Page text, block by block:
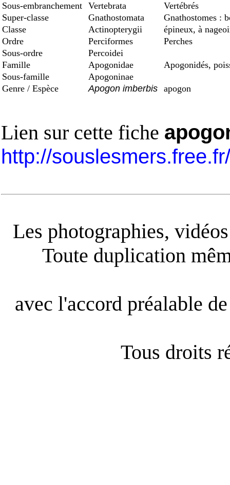
Sous-embranchement Vertebrata
Vertébrés
Super-classe
Gnathostomata
Gnathostomes :
Classe
Actinopterygii
épineux, à
Ordre
Perciformes
Perches
Sous-ordre
Percoidei
Famille
Apogonidae
Apogonidés,
Sous-famille
Apogoninae
Genre / Espèce
Apogon imberbis apogon
Lien sur cette fiche
http://
Les photographies,
Toute duplication
avec l'accord préalable
Tous droits